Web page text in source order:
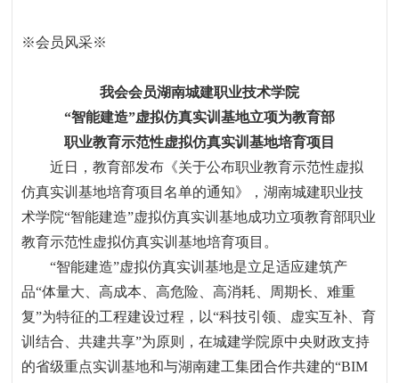
※会员风采※
我会会员湖南城建职业技术学院
“智能建造”虚拟仿真实训基地立项为教育部
职业教育示范性虚拟仿真实训基地培育项目
近日，教育部发布《关于公布职业教育示范性虚拟
仿真实训基地培育项目名单的通知》，湖南城建职业技
术学院“智能建造”虚拟仿真实训基地成功立项教育部职业
教育示范性虚拟仿真实训基地培育项目。
“智能建造”虚拟仿真实训基地是立足适应建筑产
品“体量大、高成本、高危险、高消耗、周期长、难重
复”为特征的工程建设过程，以“科技引领、虚实互补、育
训结合、共建共享”为原则，在城建学院原中央财政支持
的省级重点实训基地和与湖南建工集团合作共建的“BIM